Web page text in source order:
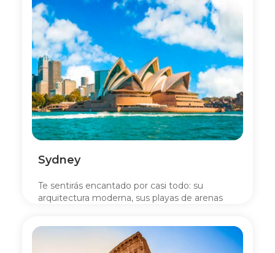
Crucero
Australis
Viajes
Colección
Viajes
Premium
ViajesSydney
Te sentirás encantado por casi todo: su
arquitectura moderna, sus playas de arenas